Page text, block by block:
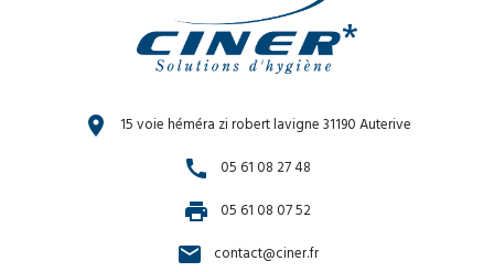
location_on 15 voie héméra zi robert lavigne 31190 Auterive
call 05 61 08 27 48
print 05 61 08 07 52
email contact@ciner.fr